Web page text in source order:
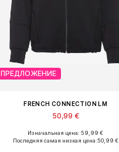
ПРЕДЛОЖЕНИЕ
FRENCH CONNECTION LM
50,99 €
Изначальная цена: 59,99 €
Последняя самая низкая цена:50,99 €